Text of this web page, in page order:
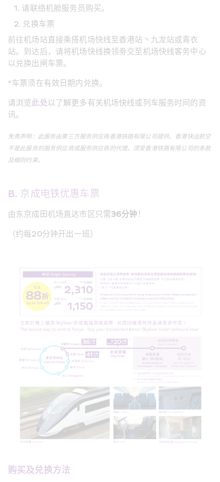
请联络机舱服务员购买。
兑换车票
前往机场站直接乘搭机场快线至香港站丶九龙站或青衣
站。到达后，请将机场快线换领劵交至机场快线客务中心
以兑换出闸车票。
*车票须在有效日期内兑换。
请浏览此处以了解更多有关机场快线或列车服务时间的资
讯。
免责声明：此服务由第三方服务供应商香港铁路有限公司提供。香港快运航空
不是此服务的服务供应商或服务供应商的代理。须受香港铁路有限公司的条款
及细则约束。
B. 京成电铁优惠车票
由东京成田机场直达市区只需36分钟 ！
（约每20分钟开出一班）
购买及兑换方法